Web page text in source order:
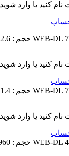
نام کنید یا وارد شوید
حجم : 2.6گیگابایت
نام کنید یا وارد شوید
حجم : 1.4گیگابایت
نام کنید یا وارد شوید
حجم : 960مگابایت